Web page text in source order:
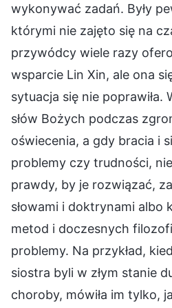
wykonywać zadań. Były
którymi nie zajęto się na
przywódcy wiele razy
wsparcie Lin Xin, ale ona
sytuacja się nie poprawiła.
słów Bożych podczas
oświecenia, a gdy bracia i
problemy czy trudności,
prawdy, by je rozwiązać,
słowami i doktrynami albo
metod i doczesnych
problemy. Na przykład,
siostra byli w złym stanie
choroby, mówiła im tylko,